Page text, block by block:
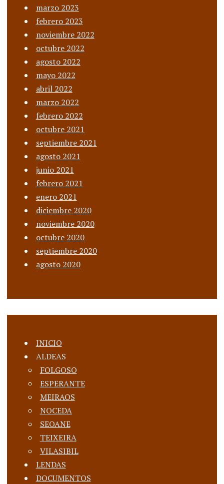
marzo 2023
febrero 2023
noviembre 2022
octubre 2022
agosto 2022
mayo 2022
abril 2022
marzo 2022
febrero 2022
octubre 2021
septiembre 2021
agosto 2021
junio 2021
febrero 2021
enero 2021
diciembre 2020
noviembre 2020
octubre 2020
septiembre 2020
agosto 2020
INICIO
ALDEAS
FOLGOSO
ESPERANTE
MEIRAOS
NOCEDA
SEOANE
TEIXEIRA
VILASIBIL
LENDAS
DOCUMENTOS